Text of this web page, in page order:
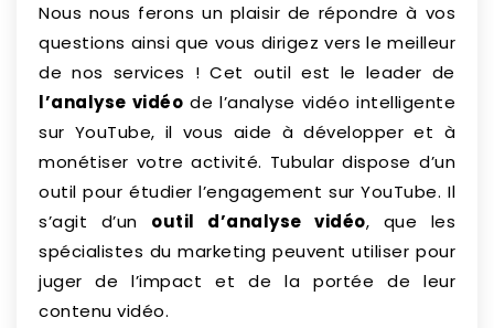
Nous nous ferons un plaisir de répondre à vos
questions ainsi que vous dirigez vers le meilleur
de nos services ! Cet outil est le leader de
l’analyse vidéo de l’analyse vidéo intelligente
sur YouTube, il vous aide à développer et à
monétiser votre activité. Tubular dispose d’un
outil pour étudier l’engagement sur YouTube. Il
s’agit d’un outil d’analyse vidéo, que les
spécialistes du marketing peuvent utiliser pour
juger de l’impact et de la portée de leur
contenu vidéo.